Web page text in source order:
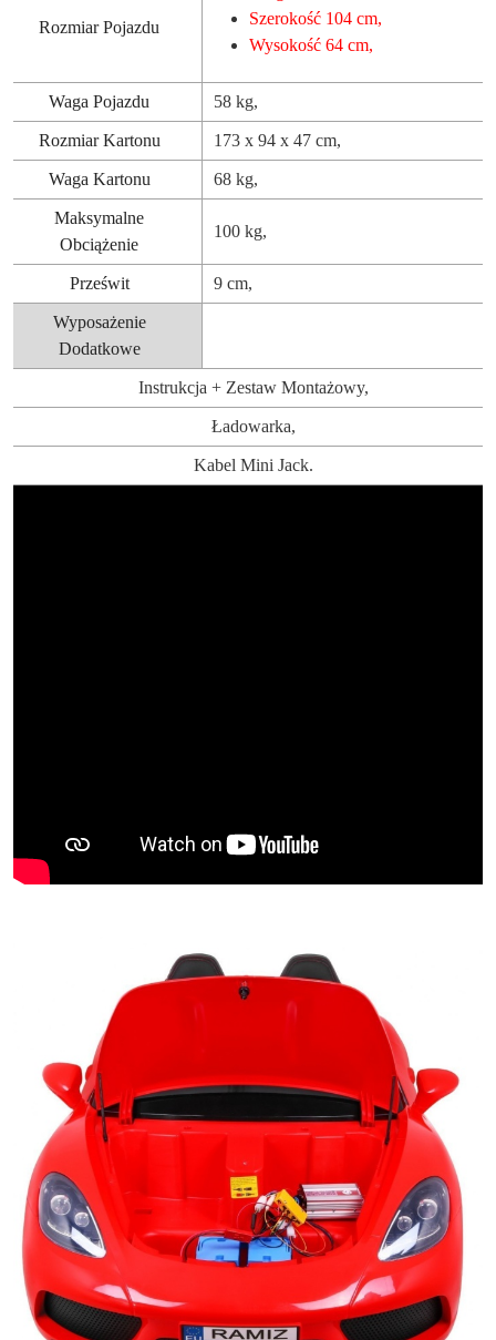
Rozmiar Pojazdu
Szerokość 104 cm,
Wysokość 64 cm,
Waga Pojazdu 58 kg,
Rozmiar Kartonu 173 x 94 x 47 cm,
Waga Kartonu 68 kg,
Maksymalne
Obciążenie
100 kg,
Prześwit 9 cm,
Wyposażenie
Dodatkowe
Instrukcja + Zestaw Montażowy,
Ładowarka,
Kabel Mini Jack.